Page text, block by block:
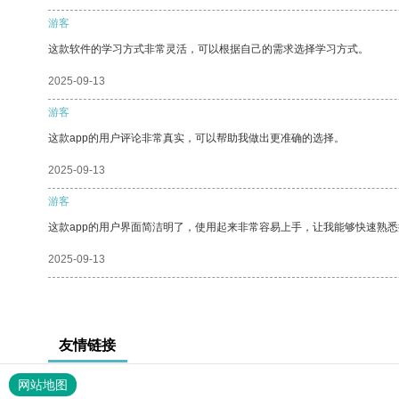
游客
这款软件的学习方式非常灵活，可以根据自己的需求选择学习方式。
2025-09-13
游客
这款app的用户评论非常真实，可以帮助我做出更准确的选择。
2025-09-13
游客
这款app的用户界面简洁明了，使用起来非常容易上手，让我能够快速熟
2025-09-13
友情链接
网站地图